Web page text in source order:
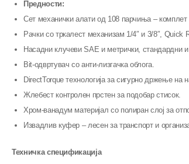
Предности:
Сет механички алати од 108 парчиња –
Рачки со тркалест механизам 1/4″ и 3/8″, Quick
Насадни клучеви SAE и метрички, стандардни
Bit-одвртувач со анти-лизгачка облога.
DirectTorque технологија за сигурно држење на
Жлебест контролен прстен за подобар стисок.
Хром-ванадум материјал со полиран слој за
Извадлив куфер – лесен за транспорт и
Техничка спецификација